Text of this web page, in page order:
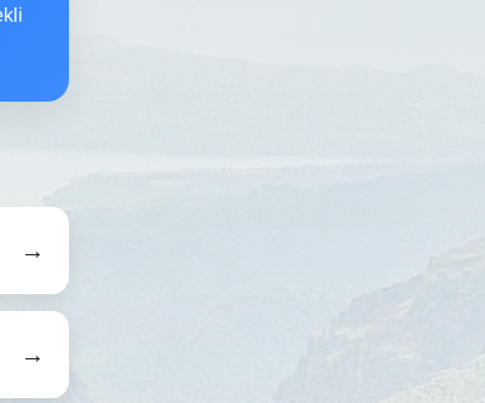
→
→